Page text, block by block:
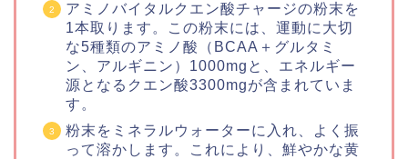
アミノバイタルクエン酸チャージの粉末を
1本取ります。この粉末には、運動に大切
な5種類のアミノ酸（BCAA＋グルタミ
ン、アルギニン）1000mgと、エネルギー
源となるクエン酸3300mgが含まれていま
す。
粉末をミネラルウォーターに入れ、よく振
って溶かします。これにより、鮮やかな黄